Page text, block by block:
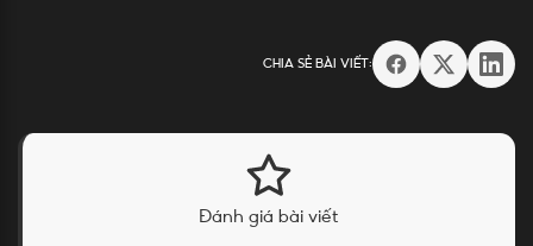
CHIA SẺ BÀI VIẾT:
Đánh giá bài viết